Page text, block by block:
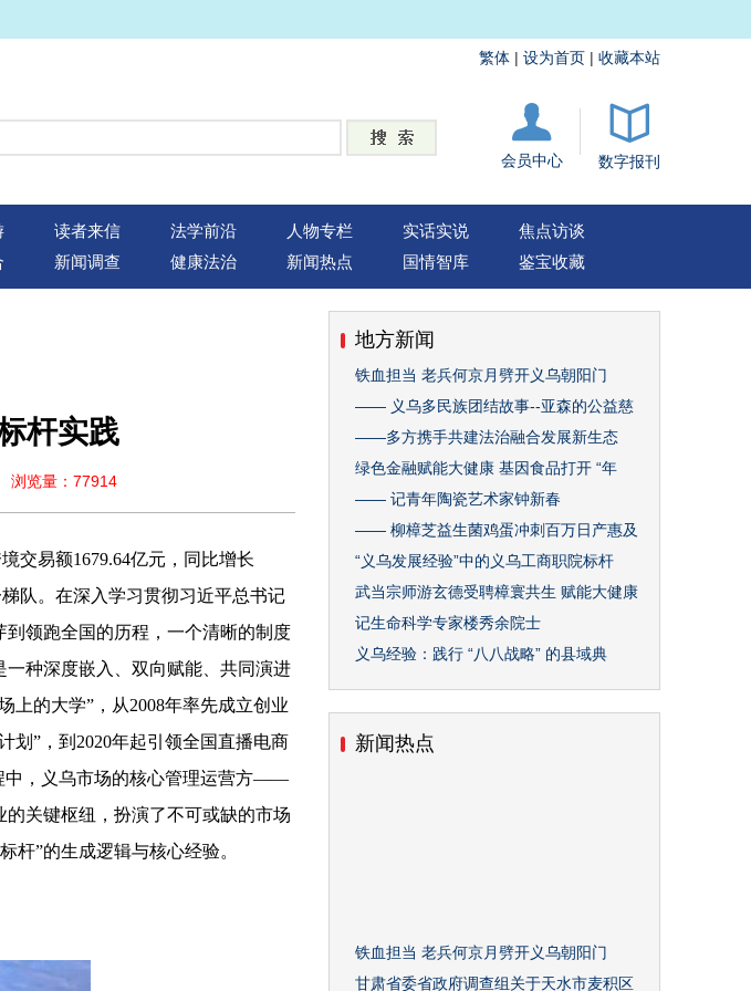
繁体 | 设为首页 | 收藏本站
会员中心 数字报刊
读者来信 法学前沿 人物专栏 实话实说
焦点访谈
新闻调查 健康法治 新闻热点 国情智库 鉴宝收藏
杆实践
浏览量：77914
交易额1679.64亿元，同比增长
队。在深入学习贯彻习近平总书记
领跑全国的历程，一个清晰的制度
种深度嵌入、双向赋能、共同演进
上的大学”，从2008年率先成立创业
划”，到2020年起引领全国直播电商
中，义乌市场的核心管理运营方——
关键枢纽，扮演了不可或缺的市场
杆”的生成逻辑与核心经验。
地方新闻
铁血担当 老兵何京月劈开义乌朝阳门
—— 义乌多民族团结故事--亚森的公益慈
——多方携手共建法治融合发展新生态
绿色金融赋能大健康 基因食品打开 “年
—— 记青年陶瓷艺术家钟新春
—— 柳樟芝益生菌鸡蛋冲刺百万日产惠及
“义乌发展经验”中的义乌工商职院标杆
武当宗师游玄德受聘樟寰共生 赋能大健康
记生命科学专家楼秀余院士
义乌经验：践行 “八八战略” 的县域典
新闻热点
铁血担当 老兵何京月劈开义乌朝阳门
甘肃省委省政府调查组关于天水市麦积区